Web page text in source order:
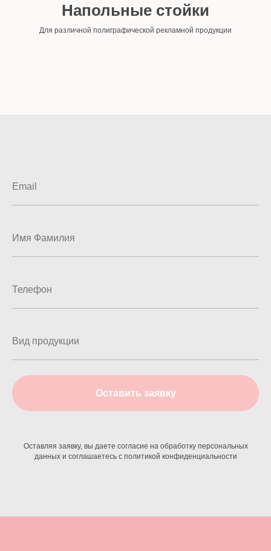
Напольные стойки
Для различной полиграфической рекламной продукции
Оставить заявку
Оставляя заявку, вы даете согласие на обработку персональных
данных и соглашаетесь c политикой конфиденциальности